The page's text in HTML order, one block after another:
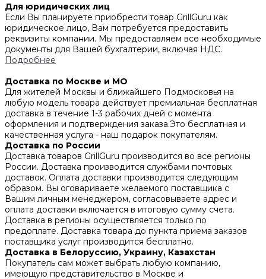
Для юридических лиц
Если Вы планируете приобрести товар GrillGuru как
юридическое лицо, Вам потребуется предоставить
реквизиты компании. Мы предоставляем все необходимые
документы для Вашей бухгалтерии, включая НДС.
Подробнее
Доставка по Москве и МО
Для жителей Москвы и ближайшего Подмосковья на
любую модель товара действует премиальная бесплатная
доставка в течение 1-3 рабочих дней с момента
оформления и подтверждения заказа.Это бесплатная и
качественная услуга - наш подарок покупателям.
Доставка по России
Доставка товаров GrillGuru производится во все регионы
России. Доставка производится службами почтовых
доставок. Оплата доставки производится следующим
образом. Вы оговариваете желаемого поставщика с
Вашим личным менеджером, согласовываете адрес и
оплата доставки включается в итоговую сумму счета.
Доставка в регионы осуществляется только по
предоплате. Доставка товара до пункта приема заказов
поставщика услуг производится бесплатно.
Доставка в Белоруссию, Украину, Казахстан
Покупатель сам может выбрать любую компанию,
имеющую представительство в Москве и